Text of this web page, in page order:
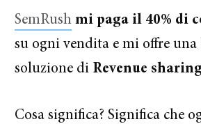
SemRush mi paga il 40% di
su ogni vendita e mi offre una
soluzione di Revenue
Cosa significa? Significa che